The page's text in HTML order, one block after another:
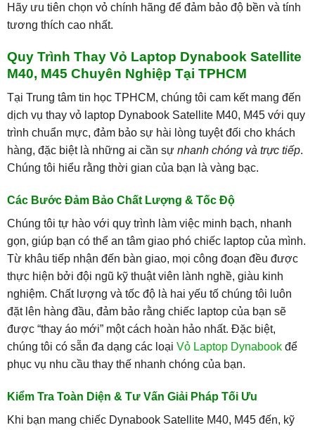
Hãy ưu tiên chọn vỏ chính hãng để đảm bảo độ bền và tính
tương thích cao nhất.
Quy Trình Thay Vỏ Laptop Dynabook Satellite
M40, M45 Chuyên Nghiệp Tại TPHCM
Tại Trung tâm tin học TPHCM, chúng tôi cam kết mang đến
dịch vụ thay vỏ laptop Dynabook Satellite M40, M45 với quy
trình chuẩn mực, đảm bảo sự hài lòng tuyệt đối cho khách
hàng, đặc biệt là những ai cần sự nhanh chóng và trực tiếp.
Chúng tôi hiểu rằng thời gian của bạn là vàng bạc.
Các Bước Đảm Bảo Chất Lượng & Tốc Độ
Chúng tôi tự hào với quy trình làm việc minh bạch, nhanh
gọn, giúp bạn có thể an tâm giao phó chiếc laptop của mình.
Từ khâu tiếp nhận đến bàn giao, mọi công đoạn đều được
thực hiện bởi đội ngũ kỹ thuật viên lành nghề, giàu kinh
nghiệm. Chất lượng và tốc độ là hai yếu tố chúng tôi luôn
đặt lên hàng đầu, đảm bảo rằng chiếc laptop của bạn sẽ
được “thay áo mới” một cách hoàn hảo nhất. Đặc biệt,
chúng tôi có sẵn đa dạng các loại Vỏ Laptop Dynabookđể
phục vụ nhu cầu thay thế nhanh chóng của bạn.
Kiểm Tra Toàn Diện & Tư Vấn Giải Pháp Tối Ưu
Khi bạn mang chiếc Dynabook Satellite M40, M45 đến, kỹ